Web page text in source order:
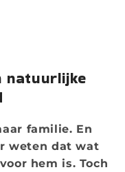
natuurlijke
familie. En
weten dat wat
hem is. Toch